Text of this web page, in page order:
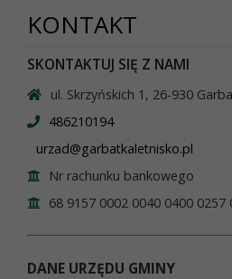
KONTAKT
SKONTAKTUJ SIĘ Z NAMI
ul. Skrzyńskich 1, 26-930
486210194
urzad@garbatkaletnisko.pl
Nr rachunku bankowego
68 9157 0002 0040 0400 0257
DANE URZĘDU GMINY